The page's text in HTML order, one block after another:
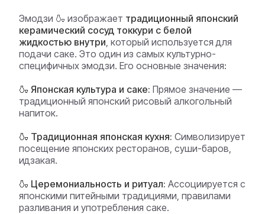
Эмодзи 🍶 изображает традиционный японский
керамический сосуд токкури с белой
жидкостью внутри, который используется для
подачи саке. Это один из самых культурно-
специфичных эмодзи. Его основные значения:
🍶 Японская культура и саке: Прямое значение —
традиционный японский рисовый алкогольный
напиток.
🍶 Традиционная японская кухня: Символизирует
посещение японских ресторанов, суши-баров,
идзакая.
🍶 Церемониальность и ритуал: Ассоциируется с
японскими питейными традициями, правилами
разливания и употребления саке.